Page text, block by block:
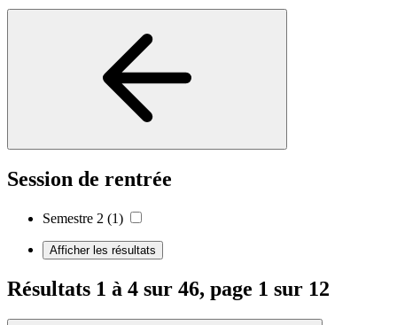
Session de rentrée
Semestre 2 (1)
Afficher les résultats
Résultats 1 à 4 sur 46, page 1 sur 12